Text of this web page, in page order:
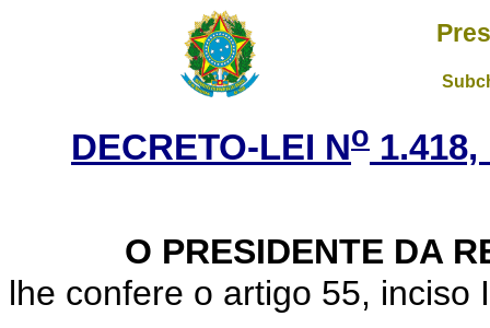
DECRETO-LEI No
O PRESIDENTE DA
lhe confere o artigo 55, inciso